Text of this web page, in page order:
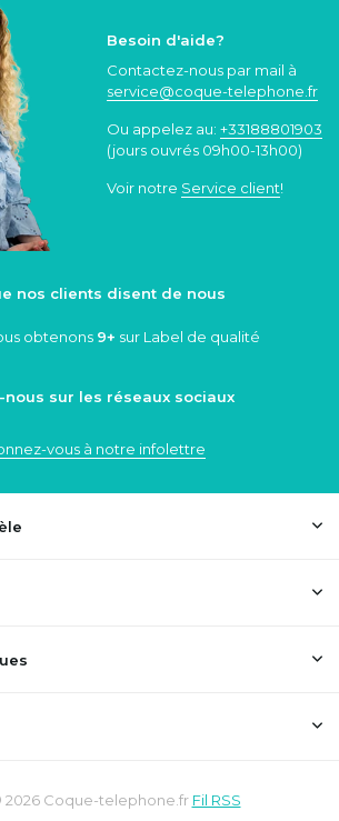
Besoin d'aide?
Contactez-nous par mail à
service@coque-telephone.fr
Ou appelez au: +33188801903
(jours ouvrés 09h00-13h00)
Voir notre Service client!
nos clients disent de nous
obtenons 9+ sur Label de qualité
nous sur les réseaux sociaux
vous à notre infolettre
2026 Coque-telephone.fr Fil RSS